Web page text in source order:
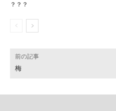
？？？
前の記事
梅